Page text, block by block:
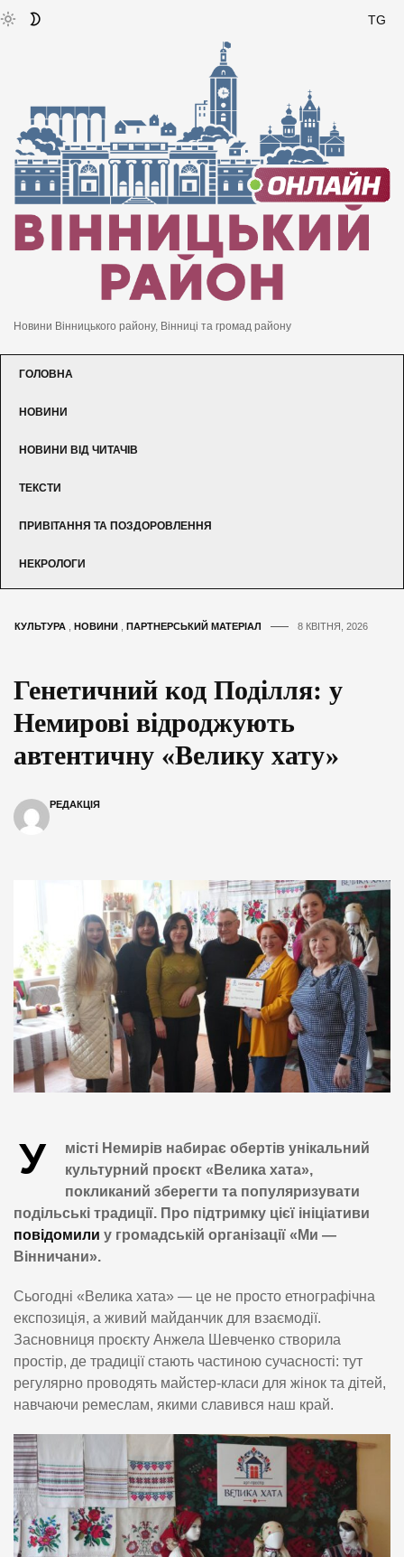
TG
Новини Вінницького району, Вінниці та громад району
ГОЛОВНА
НОВИНИ
НОВИНИ ВІД ЧИТАЧІВ
ТЕКСТИ
ПРИВІТАННЯ ТА ПОЗДОРОВЛЕННЯ
НЕКРОЛОГИ
КУЛЬТУРА НОВИНИ ПАРТНЕРСЬКИЙ МАТЕРІАЛ 8 КВІТНЯ, 2026
Генетичний код Поділля: у
Немирові відроджують
автентичну «Велику хату»
РЕДАКЦІЯ
У
місті Немирів набирає обертів унікальний
культурний проєкт «Велика хата»,
покликаний зберегти та популяризувати
подільські традиції. Про підтримку цієї ініціативи
повідомили у громадській організації «Ми —
Вінничани».
Сьогодні «Велика хата» — це не просто етнографічна
експозиція, а живий майданчик для взаємодії.
Засновниця проєкту Анжела Шевченко створила
простір, де традиції стають частиною сучасності: тут
регулярно проводять майстер-класи для жінок та дітей,
навчаючи ремеслам, якими славився наш край.